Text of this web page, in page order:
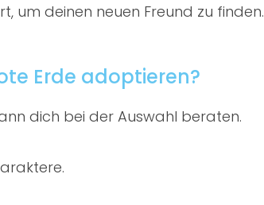
um deinen neuen Freund zu
Erde adoptieren?
dich bei der Auswahl beraten.